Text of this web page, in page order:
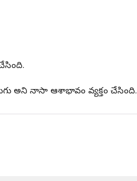
అని నాసా ఆశాభావం వ్యక్తం చేసింది.